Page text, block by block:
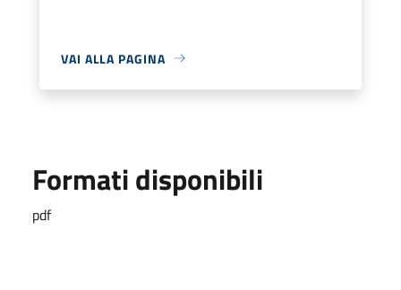
VAI ALLA PAGINA
Formati disponibili
pdf